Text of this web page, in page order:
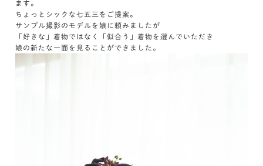
ます。
ちょっとシックな七五三をご提案。
サンプル撮影のモデルを娘に頼みましたが
「好きな」着物ではなく「似合う」着物を選んでいただき
娘の新たな一面を見ることができました。